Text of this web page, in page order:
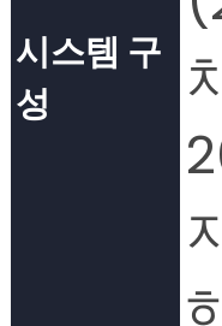
시스템 구
성